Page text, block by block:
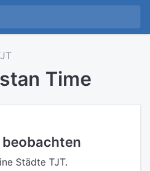
Time
Städte TJT.